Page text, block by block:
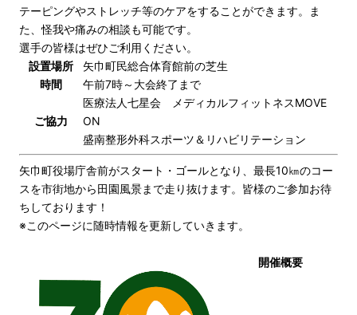
テーピングやストレッチ等のケアをすることができます。ま
た、怪我や痛みの相談も可能です。
選手の皆様はぜひご利用ください。
設置場所
矢巾町民総合体育館前の芝生
時間
午前7時～大会終了まで
ご協力
医療法人七星会 メディカルフィットネスMOVE
ON
盛南整形外科スポーツ＆リハビリテーション
矢巾町役場庁舎前がスタート・ゴールとなり、最長10㎞のコー
スを市街地から田園風景まで走り抜けます。皆様のご参加お待
ちしております！
※このページに随時情報を更新していきます。
開催概要